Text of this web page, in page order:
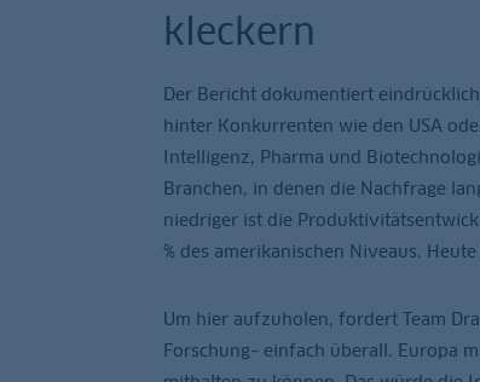
kleckern
Der Bericht dokumentiert
hinter Konkurrenten wie den USA
Intelligenz, Pharma und
Branchen, in denen die Nachfrage
niedriger ist die
% des amerikanischen Niveaus.
Um hier aufzuholen, fordert Team
Forschung– einfach überall. Europa